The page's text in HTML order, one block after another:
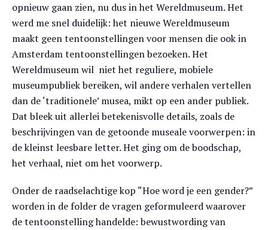
opnieuw gaan zien, nu dus in het Wereldmuseum. Het
werd me snel duidelijk: het nieuwe Wereldmuseum
maakt geen tentoonstellingen voor mensen die ook in
Amsterdam tentoonstellingen bezoeken. Het
Wereldmuseum wil niet het reguliere, mobiele
museumpubliek bereiken, wil andere verhalen vertellen
dan de ‘traditionele’ musea, mikt op een ander publiek.
Dat bleek uit allerlei betekenisvolle details, zoals de
beschrijvingen van de getoonde museale voorwerpen: in
de kleinst leesbare letter. Het ging om de boodschap,
het verhaal, niet om het voorwerp.
Onder de raadselachtige kop “Hoe word je een gender?”
worden in de folder de vragen geformuleerd waarover
de tentoonstelling handelde: bewustwording van